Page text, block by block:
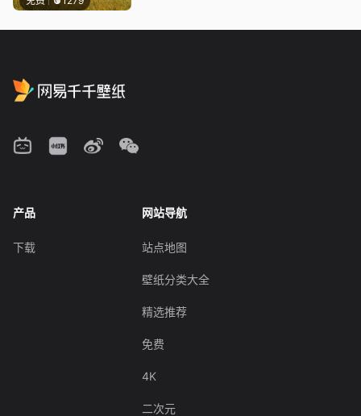
产品
下载
网站导航
站点地图
壁纸分类大全
精选推荐
免费
4K
二次元